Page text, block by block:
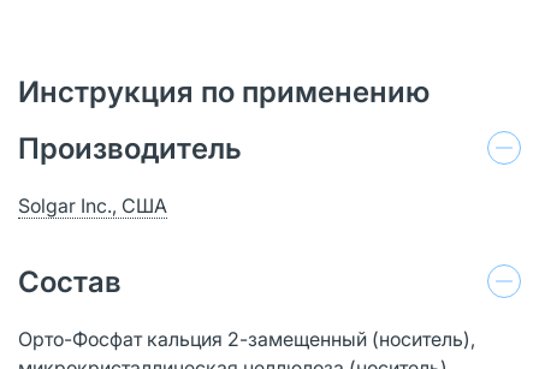
Инструкция по применению
Производитель
Solgar Inc., США
Состав
Орто-Фосфат кальция 2-замещенный (носитель),